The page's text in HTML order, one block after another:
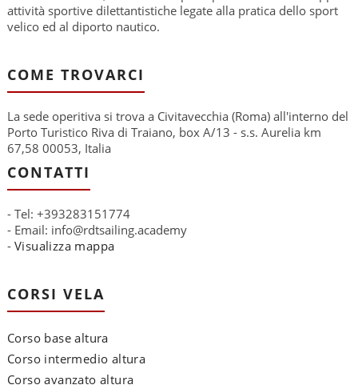
attività sportive dilettantistiche legate alla pratica dello sport
velico ed al diporto nautico.
COME TROVARCI
La sede operitiva si trova a Civitavecchia (Roma) all'interno del
Porto Turistico Riva di Traiano, box A/13 - s.s. Aurelia km
67,58 00053, Italia
CONTATTI
- Tel: +393283151774
- Email: info@rdtsailing.academy
- Visualizza mappa
CORSI VELA
Corso base altura
Corso intermedio altura
Corso avanzato altura